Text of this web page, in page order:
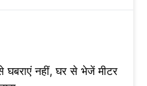
नहीं, घर से भेजें मीटर